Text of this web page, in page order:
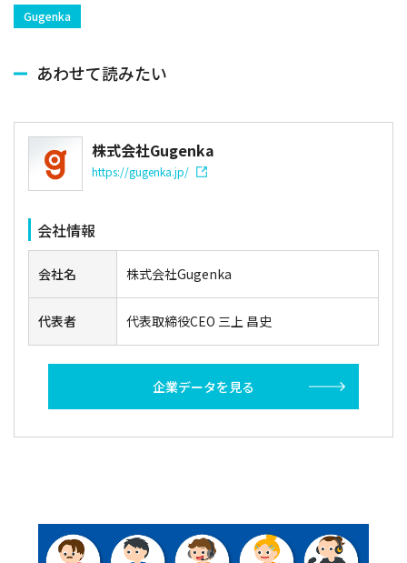
株式会社Gugenka
会社情報
会社名
代表者